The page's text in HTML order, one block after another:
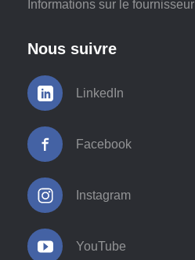
Informations sur le fournisseur
Nous suivre
LinkedIn
Facebook
Instagram
YouTube